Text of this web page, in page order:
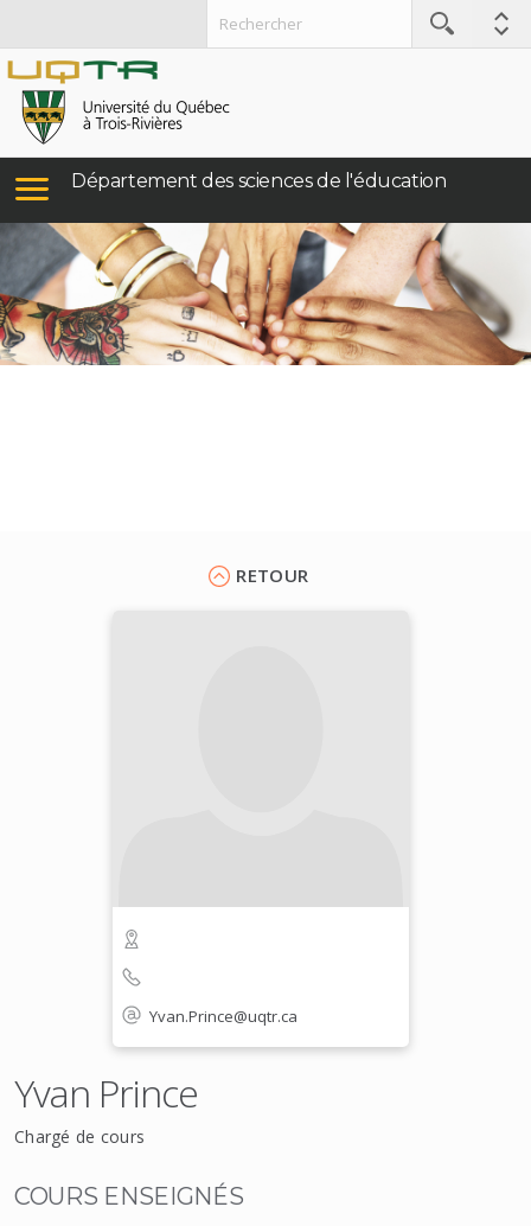
Département des sciences de l'éducation
RETOUR
Yvan.Prince@uqtr.ca
Yvan Prince
Chargé de cours
COURS ENSEIGNÉS